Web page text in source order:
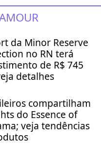
da Minor Reserve
no RN terá
de R$ 745
detalhes
compartilham
do Essence of
veja tendências